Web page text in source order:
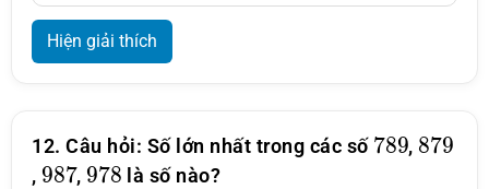
Hiện giải thích
12. Câu hỏi: Số lớn nhất trong các số
789
,
879
,
987
,
978
là số nào?